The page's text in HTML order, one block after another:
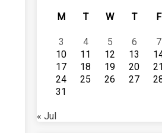
M T W T F
3
4 5 6 7
10
11 12 13
17
18 19 20 21
24
25 26 27
31
« Jul